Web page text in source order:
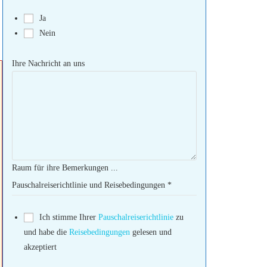
Ja
Nein
Ihre Nachricht an uns
Raum für ihre Bemerkungen ...
Pauschalreiserichtlinie und Reisebedingungen *
Ich stimme Ihrer Pauschalreiserichtlinie zu
und habe die Reisebedingungen gelesen und
akzeptiert